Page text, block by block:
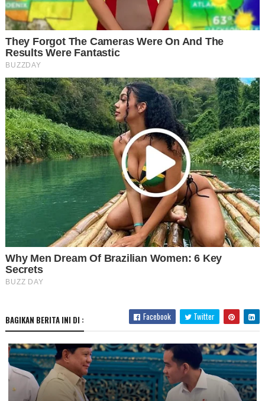
BAGIKAN BERITA INI DI : Facebook Twitter